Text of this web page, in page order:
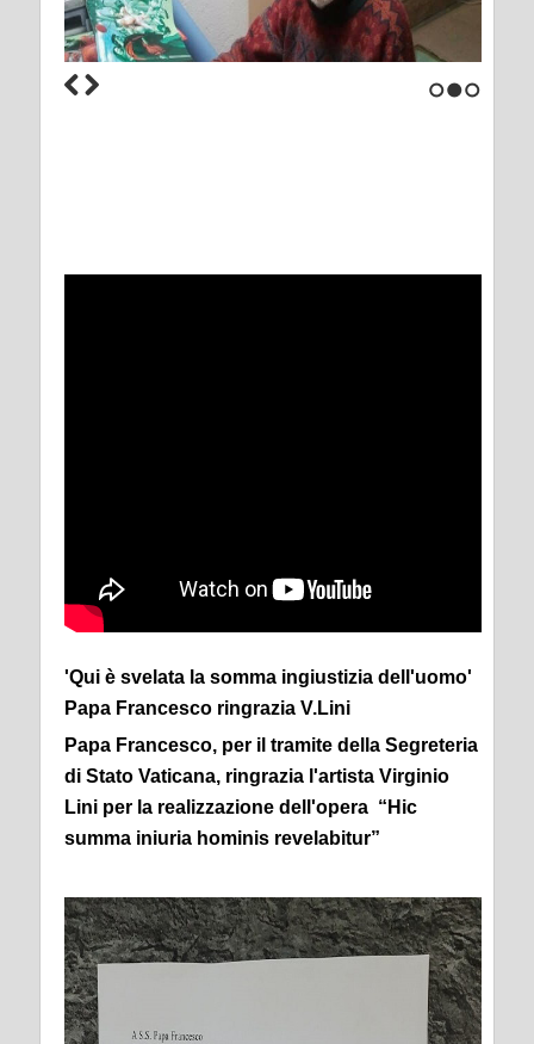
'Qui è svelata la somma ingiustizia dell'uomo'
Papa Francesco ringrazia V.Lini
Papa Francesco, per il tramite della Segreteria
di Stato Vaticana, ringrazia l'artista Virginio
Lini per la realizzazione dell'opera “Hic
summa iniuria hominis revelabitur”